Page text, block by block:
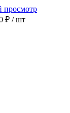
просмотр
₽ / шт